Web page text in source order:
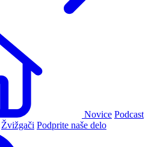
Novice Podcast
Žvižgači Podprite naše delo